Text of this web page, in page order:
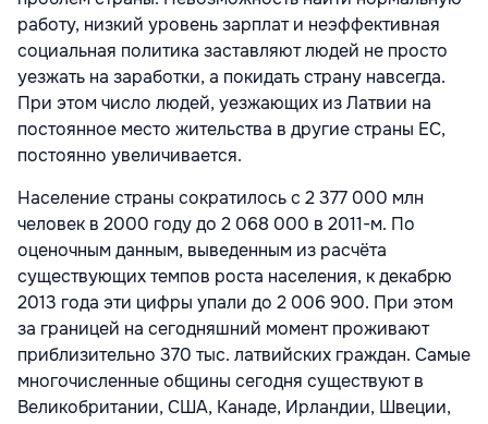
работу, низкий уровень зарплат и неэффективная
социальная политика заставляют людей не просто
уезжать на заработки, а покидать страну навсегда.
При этом число людей, уезжающих из Латвии на
постоянное место жительства в другие страны ЕС,
постоянно увеличивается.
Население страны сократилось с 2 377 000 млн
человек в 2000 году до 2 068 000 в 2011-м. По
оценочным данным, выведенным из расчёта
существующих темпов роста населения, к декабрю
2013 года эти цифры упали до 2 006 900. При этом
за границей на сегодняшний момент проживают
приблизительно 370 тыс. латвийских граждан. Самые
многочисленные общины сегодня существуют в
Великобритании, США, Канаде, Ирландии, Швеции,